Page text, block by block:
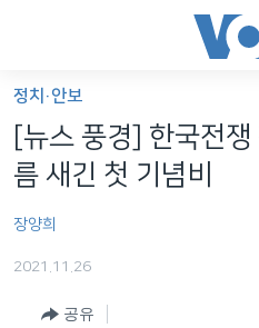
가
능
링
인
세계
라디오
프로그램
주파수 안내
정치·안보
[뉴스 풍경] 한국전쟁
름 새긴 첫 기념비
장양희
2021.11.26
공유